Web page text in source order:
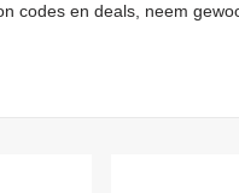
codes en deals, neem